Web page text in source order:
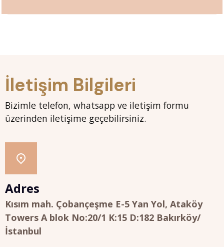
İletişim Bilgileri
Bizimle telefon, whatsapp ve iletişim formu
üzerinden iletişime geçebilirsiniz.
Adres
Kısım mah. Çobançeşme E-5 Yan Yol, Ataköy
Towers A blok No:20/1 K:15 D:182 Bakırköy/
İstanbul